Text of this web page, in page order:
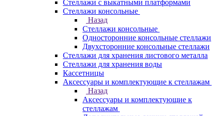
Стеллажи с выкатными платформами
Стеллажи консольные
Назад
Стеллажи консольные
Односторонние консольные стеллажи
Двухсторонние консольные стеллажи
Стеллажи для хранения листового металла
Стеллажи для хранения воды
Кассетницы
Аксесcуары и комплектующие к стеллажам
Назад
Аксесcуары и комплектующие к
стеллажам